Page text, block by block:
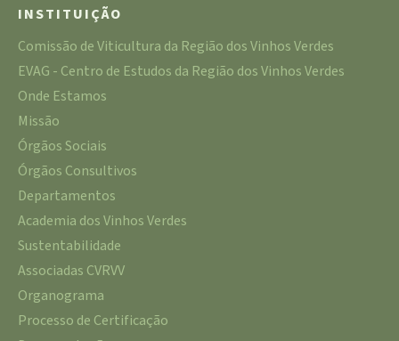
INSTITUIÇÃO
Comissão de Viticultura da Região dos Vinhos Verdes
EVAG - Centro de Estudos da Região dos Vinhos Verdes
Onde Estamos
Missão
Órgãos Sociais
Órgãos Consultivos
Departamentos
Academia dos Vinhos Verdes
Sustentabilidade
Associadas CVRVV
Organograma
Processo de Certificação